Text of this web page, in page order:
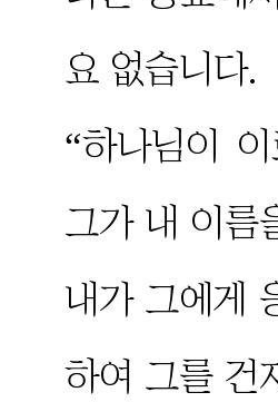
요 없습니다.
“하나님이
그가 내 이름
내가 그에게
하여 그를 건